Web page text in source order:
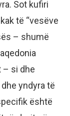
Sot kufiri
të “vesëve
– shumë
– si dhe
yndyra të
është